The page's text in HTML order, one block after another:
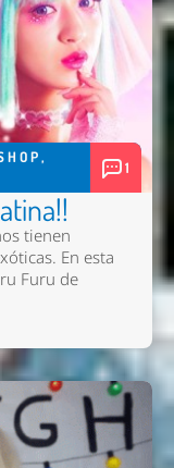
,
1
tienen
En esta
Furu de